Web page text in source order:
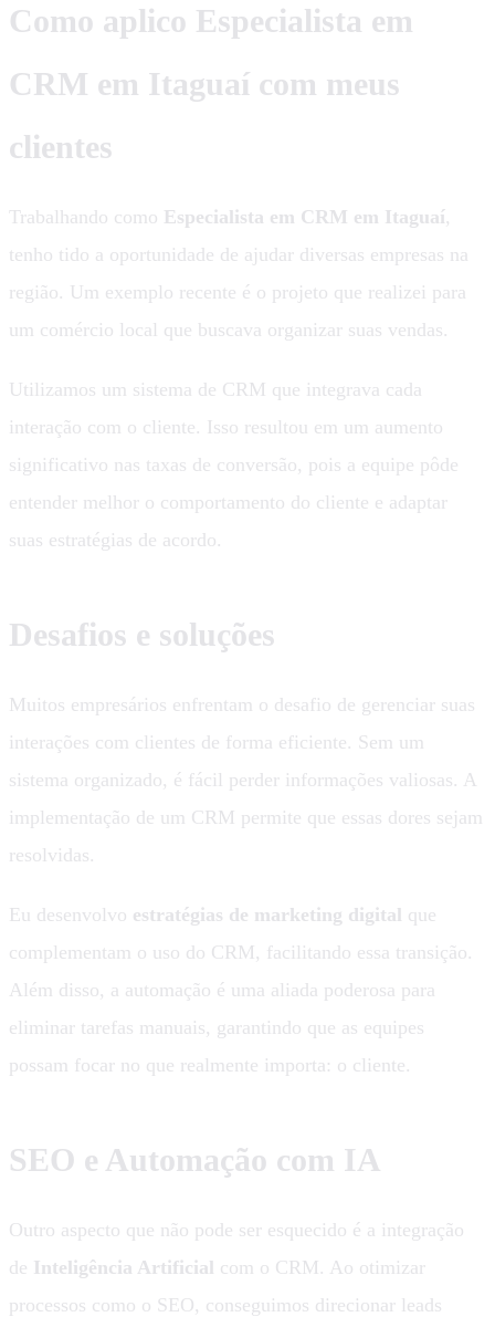
Como aplico Especialista em
CRM em Itaguaí com meus
clientes
Trabalhando como Especialista em CRM em Itaguaí,
tenho tido a oportunidade de ajudar diversas empresas na
região. Um exemplo recente é o projeto que realizei para
um comércio local que buscava organizar suas vendas.
Utilizamos um sistema de CRM que integrava cada
interação com o cliente. Isso resultou em um aumento
significativo nas taxas de conversão, pois a equipe pôde
entender melhor o comportamento do cliente e adaptar
suas estratégias de acordo.
Desafios e soluções
Muitos empresários enfrentam o desafio de gerenciar suas
interações com clientes de forma eficiente. Sem um
sistema organizado, é fácil perder informações valiosas. A
implementação de um CRM permite que essas dores sejam
resolvidas.
Eu desenvolvo estratégias de marketing digital que
complementam o uso do CRM, facilitando essa transição.
Além disso, a automação é uma aliada poderosa para
eliminar tarefas manuais, garantindo que as equipes
possam focar no que realmente importa: o cliente.
SEO e Automação com IA
Outro aspecto que não pode ser esquecido é a integração
de Inteligência Artificial com o CRM. Ao otimizar
processos como o SEO, conseguimos direcionar leads